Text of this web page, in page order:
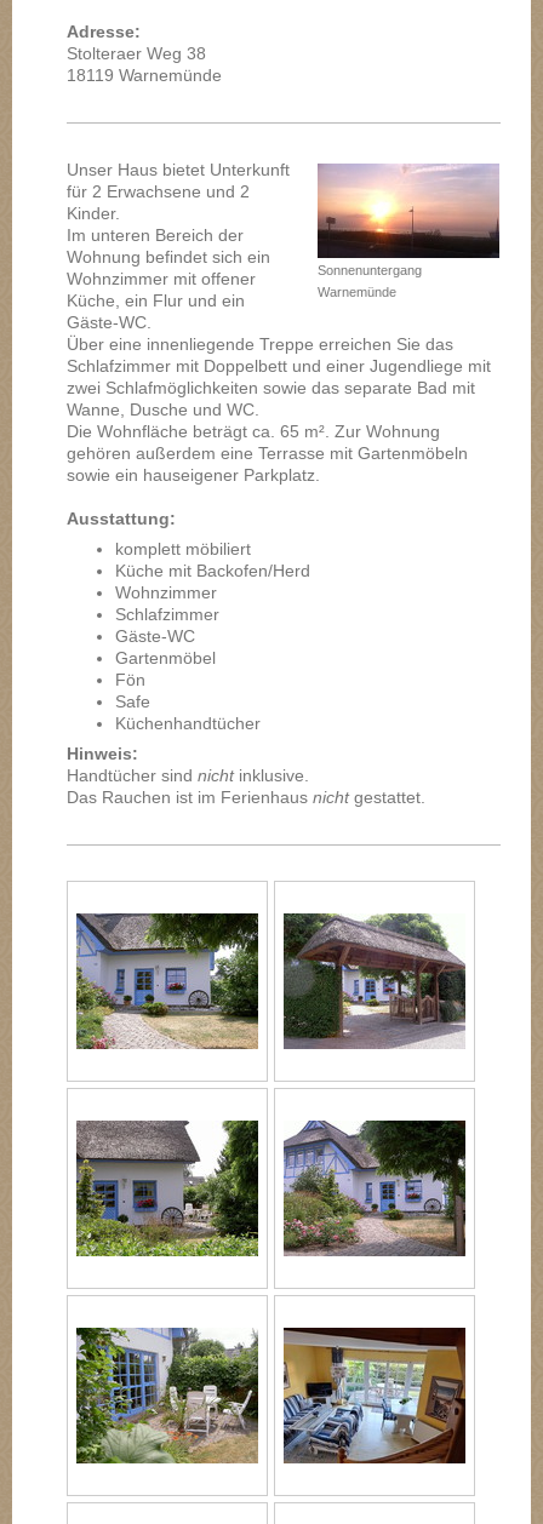
Adresse:
Stolteraer Weg 38
18119 Warnemünde
Sonnenuntergang
Warnemünde
Unser Haus bietet Unterkunft
für 2 Erwachsene und 2
Kinder.
Im unteren Bereich der
Wohnung befindet sich ein
Wohnzimmer mit offener
Küche, ein Flur und ein
Gäste-WC.
Über eine innenliegende Treppe erreichen Sie das
Schlafzimmer mit Doppelbett und einer Jugendliege mit
zwei Schlafmöglichkeiten sowie das separate Bad mit
Wanne, Dusche und WC.
Die Wohnfläche beträgt ca. 65 m². Zur Wohnung
gehören außerdem eine Terrasse mit Gartenmöbeln
sowie ein hauseigener Parkplatz.
Ausstattung:
komplett möbiliert
Küche mit Backofen/Herd
Wohnzimmer
Schlafzimmer
Gäste-WC
Gartenmöbel
Fön
Safe
Küchenhandtücher
Hinweis:
Handtücher sind nichtinklusive.
Das Rauchen ist im Ferienhaus nichtgestattet.